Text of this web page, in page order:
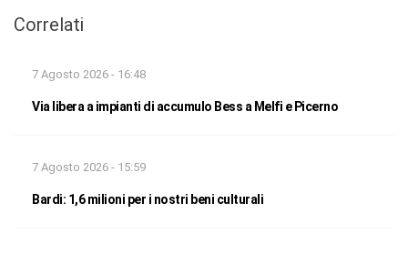
Correlati
7 Agosto 2026 - 16:48
Via libera a impianti di accumulo Bess a Melfi e Picerno
7 Agosto 2026 - 15:59
Bardi: 1,6 milioni per i nostri beni culturali